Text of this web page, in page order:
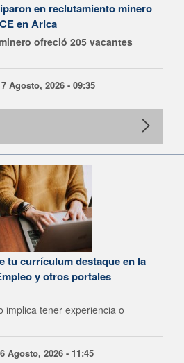
en reclutamiento minero
en Arica
ofreció 205 vacantes
Agosto, 2026 - 09:35
tu currículum destaque en la
y otros portales
implica tener experiencia o
Agosto, 2026 - 11:45